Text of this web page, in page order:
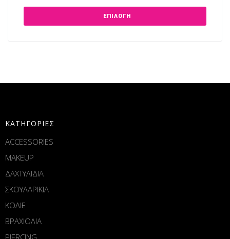
ΕΠΙΛΟΓΉ
ΚΑΤΗΓΟΡΙΕΣ
ACCESSORIES
MAKEUP
ΔΑΧΤΥΛΙΔΙΑ
ΣΚΟΥΛΑΡΙΚΙΑ
ΚΟΛΙΕ
ΒΡΑΧΙΟΛΙΑ
PIERCING